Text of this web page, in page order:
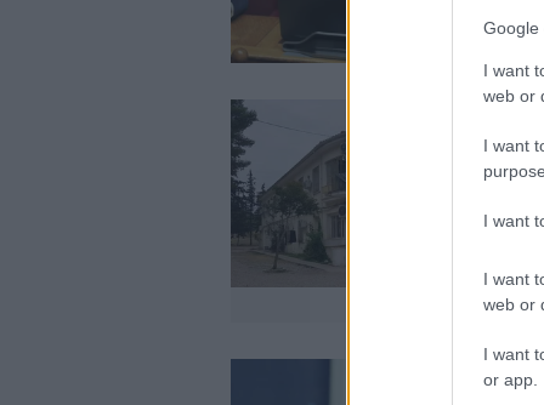
Google
I want
web or
I want
I want
I want
web or
I want
or app.